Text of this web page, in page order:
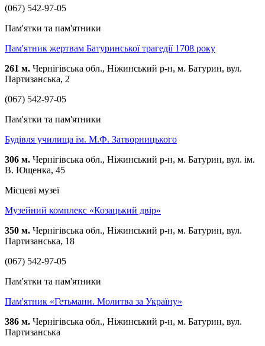
(067) 542-97-05
Пам'ятки та пам'ятники
Пам'ятник жертвам Батуринської трагедії 1708 року
261 м. Чернігівська обл., Ніжинський р-н, м. Батурин, вул.
Партизанська, 2
(067) 542-97-05
Пам'ятки та пам'ятники
Будівля училища ім. М.Ф. Затворницького
306 м. Чернігівська обл., Ніжинський р-н, м. Батурин, вул. ім.
В. Ющенка, 45
Місцеві музеї
Музейний комплекс «Козацький двір»
350 м. Чернігівська обл., Ніжинський р-н, м. Батурин, вул.
Партизанська, 18
(067) 542-97-05
Пам'ятки та пам'ятники
Пам'ятник «Гетьмани. Молитва за Україну»
386 м. Чернігівська обл., Ніжинський р-н, м. Батурин, вул.
Партизанська